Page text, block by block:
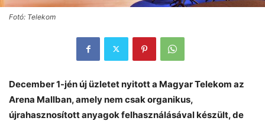
Fotó: Telekom
December 1-jén új üzletet nyitott a Magyar Telekom az
Arena Mallban, amelynem csak organikus,
újrahasznosított anyagok felhasználásával készült, de